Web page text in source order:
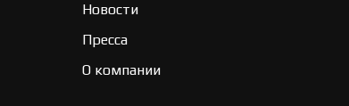
Новости
Пресса
О компании